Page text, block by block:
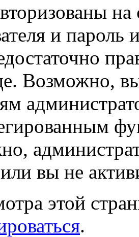
на
и пароль
Возможно,
вы не
этой
.